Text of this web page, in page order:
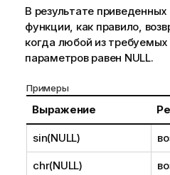
В результате
функции, как правило,
когда любой из
параметров равен NULL.
Примеры
Выражение
sin(NULL)
chr(NULL)